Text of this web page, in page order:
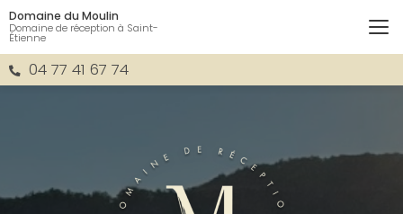
Aller
au
contenu
principal04 77 41 67 74
Domaine du Moulin
Domaine de réception à Saint-
Étienne